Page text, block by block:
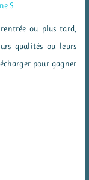
S
ou plus tard,
qualités ou leurs
pour gagner